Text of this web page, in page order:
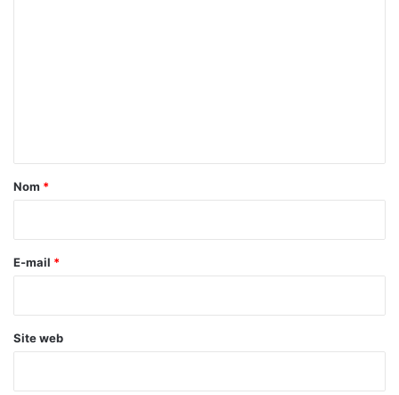
b
o
n
p
i
s
e
u
s
"
a
e
Nom *
E-mail *
Site web